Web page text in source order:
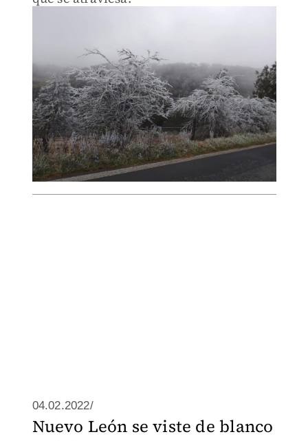
04.02.2022/
Nuevo León se viste de blanco